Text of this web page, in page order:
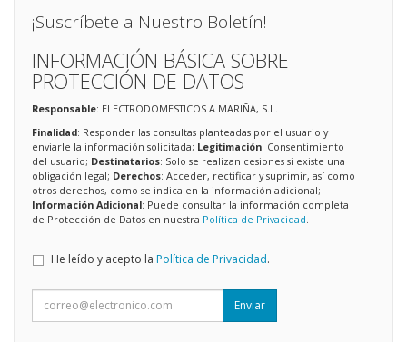
¡Suscríbete a Nuestro Boletín!
INFORMACIÓN BÁSICA SOBRE
PROTECCIÓN DE DATOS
Responsable: ELECTRODOMESTICOS A MARIÑA, S.L.
Finalidad: Responder las consultas planteadas por el usuario y
enviarle la información solicitada; Legitimación: Consentimiento
del usuario; Destinatarios: Solo se realizan cesiones si existe una
obligación legal; Derechos: Acceder, rectificar y suprimir, así como
otros derechos, como se indica en la información adicional;
Información Adicional: Puede consultar la información completa
de Protección de Datos en nuestra Política de Privacidad.
He leído y acepto la Política de Privacidad.
Enviar